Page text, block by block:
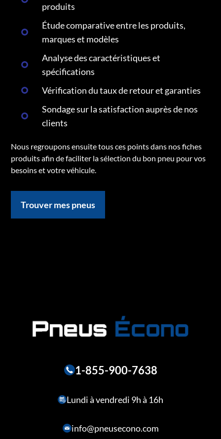
produits
Étude comparative entre les produits,
marques et modèles
Analyse des caractéristiques et
spécifications
Vérification du taux de retour et garanties
Sondage sur la satisfaction auprès de nos
clients
Nous regroupons ensuite tous ces points dans nos fiches
produits afin de faciliter la sélection du bon pneu pour vos
besoins et votre véhicule.
Trouver mes pneus
1-855-900-7638
Lundi à vendredi 9h à 16h
info@pneusecono.com